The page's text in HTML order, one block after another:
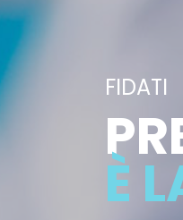
FIDATI
È